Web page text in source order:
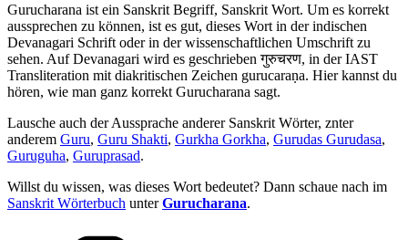
Gurucharana ist ein Sanskrit Begriff, Sanskrit Wort. Um es korrekt
aussprechen zu können, ist es gut, dieses Wort in der indischen
Devanagari Schrift oder in der wissenschaftlichen Umschrift zu
sehen. Auf Devanagari wird es geschrieben गुरुचरण, in der IAST
Transliteration mit diakritischen Zeichen gurucaraṇa. Hier kannst du
hören, wie man ganz korrekt Gurucharana sagt.
Lausche auch der Aussprache anderer Sanskrit Wörter, znter
anderem Guru, Guru Shakti, Gurkha Gorkha, Gurudas Gurudasa,
Guruguha, Guruprasad.
Willst du wissen, was dieses Wort bedeutet? Dann schaue nach im
Sanskrit Wörterbuch unterGurucharana.